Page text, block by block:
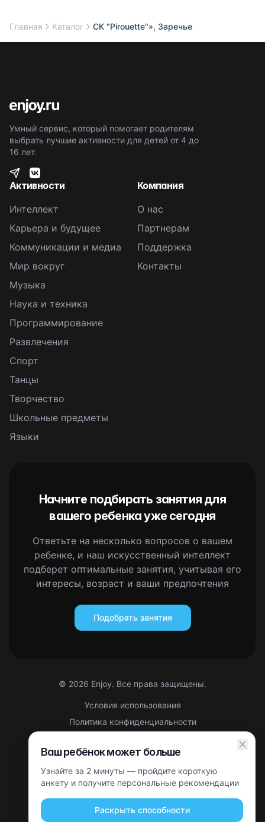
Главная Каталог СК "Pirouette"», Заречье
Умный сервис, который помогает родителям
выбрать лучшие активности для детей от 4 до
16 лет.
Активности
Интеллект
Карьера и будущее
Коммуникации и медиа
Мир вокруг
Музыка
Наука и техника
Программирование
Развлечения
Спорт
Танцы
Творчество
Школьные предметы
Языки
Компания
О нас
Партнерам
Поддержка
Контакты
Начните подбирать занятия для
вашего ребенка уже сегодня
Ответьте на несколько вопросов о вашем
ребенке, и наш искусственный интеллект
подберет оптимальные занятия, учитывая его
интересы, возраст и ваши предпочтения
Подобрать занятия
© 2026 Enjoy. Все права защищены.
Условия использования
Политика конфиденциальности
Партнерская оферта
Этот сайт защищен reCAPTCHA. Применяются Политика
конфиденциальности и Условия использования Google.
Ваш ребёнок может больше
Узнайте за 2 минуты — пройдите короткую
анкету и получите персональные рекомендации
Раскрыть способности